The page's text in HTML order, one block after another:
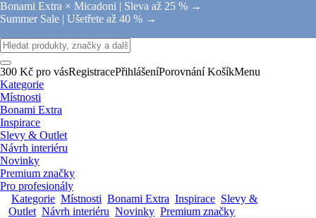
Bonami Extra × Micadoni | Sleva až 25 % →
Summer Sale | Ušetřete až 40 % →
300 Kč pro vásRegistracePřihlášeníPorovnání KošíkMenu
Kategorie
Místnosti
Bonami Extra
Inspirace
Slevy & Outlet
Návrh interiéru
Novinky
Premium značky
Pro profesionály
Kategorie Místnosti Bonami Extra Inspirace Slevy &
Outlet Návrh interiéru Novinky Premium značky